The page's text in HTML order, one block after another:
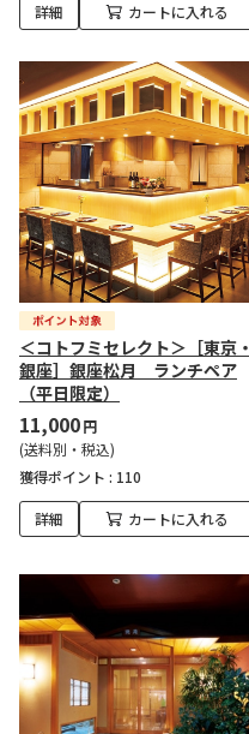
詳細 カートに入れる
＜コトフミセレクト＞［東京・
銀座］銀座松月 ランチペア
（平日限定）
11,000円
(送料別・税込)
獲得ポイント : 110
詳細 カートに入れる